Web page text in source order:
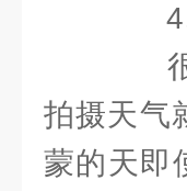
4、
很
拍摄天气
蒙的天即